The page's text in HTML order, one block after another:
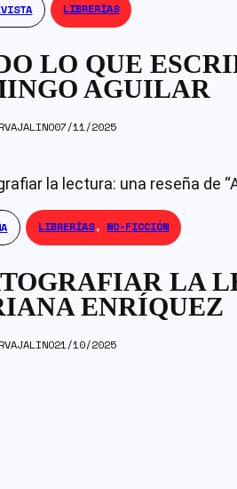
LIBRERÍAS
LO QUE
AGUILAR
07/11/2025
LIBRERÍAS, NO-FICCIÓN
LA
ENRÍQUEZ
21/10/2025